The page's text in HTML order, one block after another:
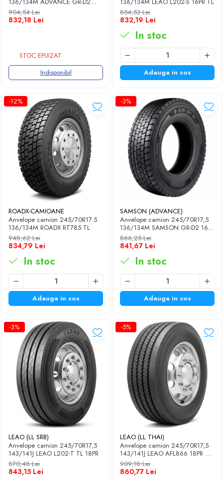
16PR TL
904,54 Lei
832,18 Lei
STOC EPUIZAT
Indisponibil
854,53 Lei
832,19 Lei
In stoc
Adauga in cos
-12%
ROADX-CAMIOANE
Anvelope camion 245/70R17.5
136/134M ROADX RT785 TL
948,62 Lei
834,79 Lei
In stoc
Adauga in cos
-3%
SAMSON (ADVANCE)
Anvelope camion 245/70R17,5
136/134M SAMSON GR-D2 16PR
TL M+S; 3PMSF
866,25 Lei
841,67 Lei
In stoc
Adauga in cos
-3%
LEAO (LL SRB)
Anvelope camion 245/70R17,5
143/141J LEAO L202-T TL 18PR
870,48 Lei
843,15 Lei
-5%
LEAO (LL THAI)
Anvelope camion 245/70R17,5
143/141J LEAO AFL866 18PR TL
M+S 3PMSF
909,18 Lei
860,77 Lei